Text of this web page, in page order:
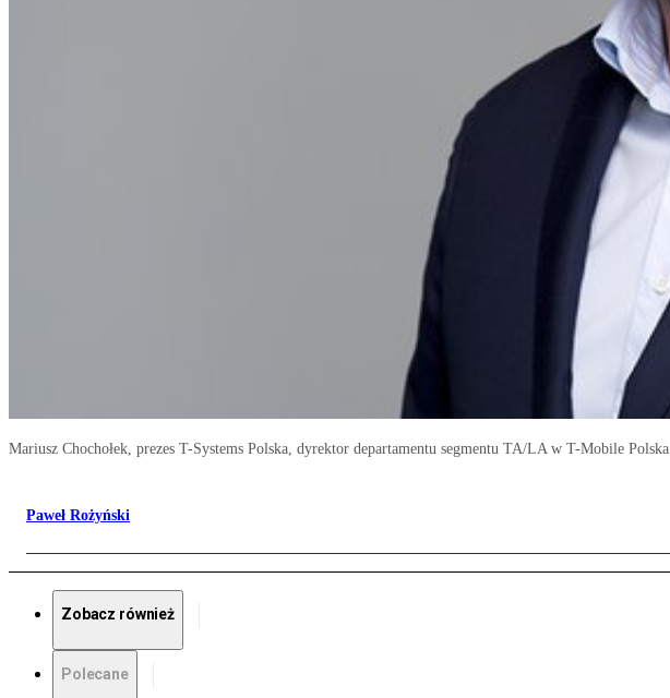
Mariusz Chochołek, prezes T-Systems Polska, dyrektor departamentu segmentu TA/LA w T-Mobile Polska
Paweł Rożyński
Zobacz również
Polecane